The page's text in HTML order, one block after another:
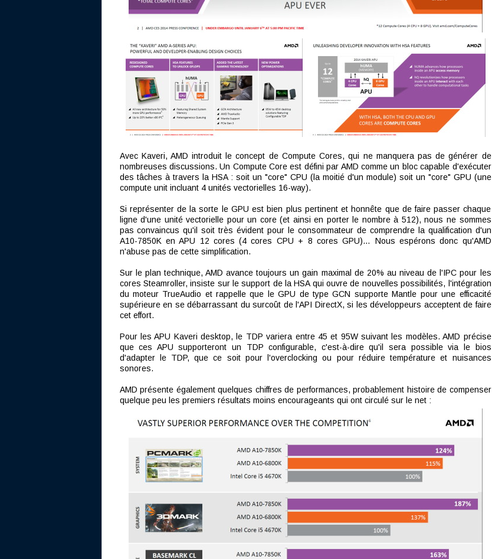
Avec Kaveri, AMD introduit le concept de Compute Cores, qui ne manquera pas de générer de
nombreuses discussions. Un Compute Core est défini par AMD comme un bloc capable d'exécuter
des tâches à travers la HSA : soit un "core" CPU (la moitié d'un module) soit un "core" GPU (une
compute unit incluant 4 unités vectorielles 16-way).
Si représenter de la sorte le GPU est bien plus pertinent et honnête que de faire passer chaque
ligne d'une unité vectorielle pour un core (et ainsi en porter le nombre à 512), nous ne sommes
pas convaincus qu'il soit très évident pour le consommateur de comprendre la qualification d'un
A10-7850K en APU 12 cores (4 cores CPU + 8 cores GPU)… Nous espérons donc qu'AMD
n'abuse pas de cette simplification.
Sur le plan technique, AMD avance toujours un gain maximal de 20% au niveau de l'IPC pour les
cores Steamroller, insiste sur le support de la HSA qui ouvre de nouvelles possibilités, l'intégration
du moteur TrueAudio et rappelle que le GPU de type GCN supporte Mantle pour une efficacité
supérieure en se débarrassant du surcoût de l'API DirectX, si les développeurs acceptent de faire
cet effort.
Pour les APU Kaveri desktop, le TDP variera entre 45 et 95W suivant les modèles. AMD précise
que ces APU supporteront un TDP configurable, c'est-à-dire qu'il sera possible via le bios
d'adapter le TDP, que ce soit pour l'overclocking ou pour réduire température et nuisances
sonores.
AMD présente également quelques chiffres de performances, probablement histoire de compenser
quelque peu les premiers résultats moins encourageants qui ont circulé sur le net :